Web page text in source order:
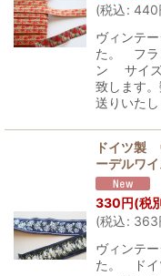
(税込: 440
ヴィンテ
た。 フラ
ン サイズ
致します
送りいた
ドイツ製
ーデルワ
330円(税
(税込: 363
ヴィンテ
た。 ドイ